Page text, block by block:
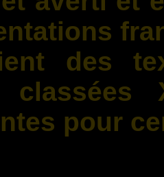
des
classées
pour